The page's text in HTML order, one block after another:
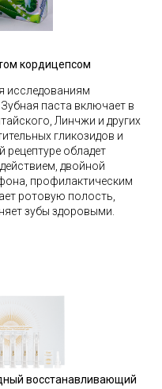
кордицепсом
исследованиям
паста включает в
Линчжи и других
гликозидов и
рецептуре обладет
двойной
профилактическим
ротовую полость,
зубы здоровыми.
восстанавливающий